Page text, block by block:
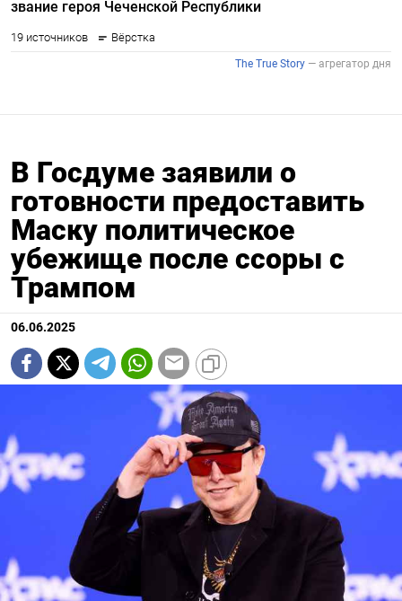
В Госдуме заявили о
готовности предоставить
Маску политическое
убежище после ссоры с
Трампом
06.06.2025